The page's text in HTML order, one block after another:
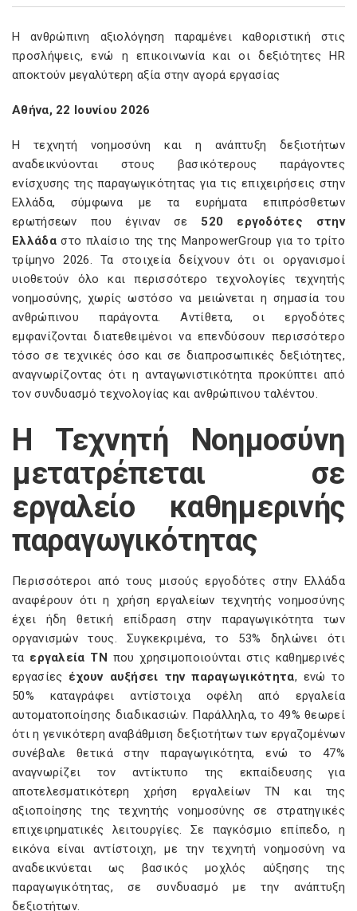
Η ανθρώπινη αξιολόγηση παραμένει καθοριστική στις
προσλήψεις, ενώ η επικοινωνία και οι δεξιότητες HR
αποκτούν μεγαλύτερη αξία στην αγορά εργασίας
Αθήνα, 22 Ιουνίου 2026
Η τεχνητή νοημοσύνη και η ανάπτυξη δεξιοτήτων
αναδεικνύονται στους βασικότερους παράγοντες
ενίσχυσης της παραγωγικότητας για τις επιχειρήσεις στην
Ελλάδα, σύμφωνα με τα ευρήματα επιπρόσθετων
ερωτήσεων που έγιναν σε 520 εργοδότες στην
Ελλάδαστο πλαίσιο τηςτης ManpowerGroup για το τρίτο
τρίμηνο 2026. Τα στοιχεία δείχνουν ότι οι οργανισμοί
υιοθετούν όλο και περισσότερο τεχνολογίες τεχνητής
νοημοσύνης, χωρίς ωστόσο να μειώνεται η σημασία του
ανθρώπινου παράγοντα. Αντίθετα, οι εργοδότες
εμφανίζονται διατεθειμένοι να επενδύσουν περισσότερο
τόσο σε τεχνικές όσο και σε διαπροσωπικές δεξιότητες,
αναγνωρίζοντας ότι η ανταγωνιστικότητα προκύπτει από
τον συνδυασμό τεχνολογίας και ανθρώπινου ταλέντου.
Η Τεχνητή Νοημοσύνη
μετατρέπεται σε
εργαλείο καθημερινής
παραγωγικότητας
Περισσότεροι από τους μισούς εργοδότες στην Ελλάδα
αναφέρουν ότι η χρήση εργαλείων τεχνητής νοημοσύνης
έχει ήδη θετική επίδραση στην παραγωγικότητα των
οργανισμών τους. Συγκεκριμένα, το 53% δηλώνει ότι
τα εργαλεία ΤΝ που χρησιμοποιούνται στις καθημερινές
εργασίες έχουν αυξήσει την παραγωγικότητα, ενώ το
50% καταγράφει αντίστοιχα οφέλη από εργαλεία
αυτοματοποίησης διαδικασιών. Παράλληλα, το 49% θεωρεί
ότι η γενικότερη αναβάθμιση δεξιοτήτων των εργαζομένων
συνέβαλε θετικά στην παραγωγικότητα, ενώ το 47%
αναγνωρίζει τον αντίκτυπο της εκπαίδευσης για
αποτελεσματικότερη χρήση εργαλείων ΤΝ και της
αξιοποίησης της τεχνητής νοημοσύνης σε στρατηγικές
επιχειρηματικές λειτουργίες. Σε παγκόσμιο επίπεδο, η
εικόνα είναι αντίστοιχη, με την τεχνητή νοημοσύνη να
αναδεικνύεται ως βασικός μοχλός αύξησης της
παραγωγικότητας, σε συνδυασμό με την ανάπτυξη
δεξιοτήτων.